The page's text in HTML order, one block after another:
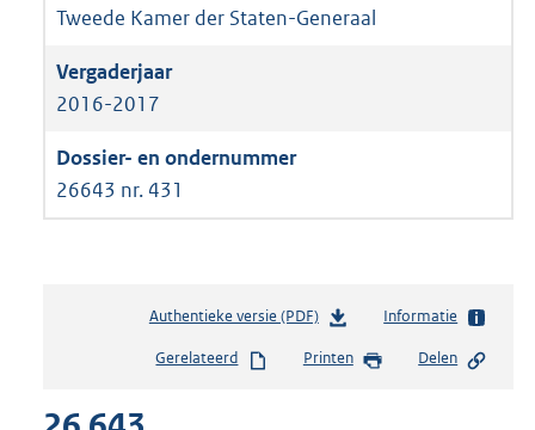
Tweede Kamer der Staten-Generaal
2016-2017
26643 nr. 431
Authentieke versie (PDF)b
s
Informatie
Gerelateerd Printen Delen